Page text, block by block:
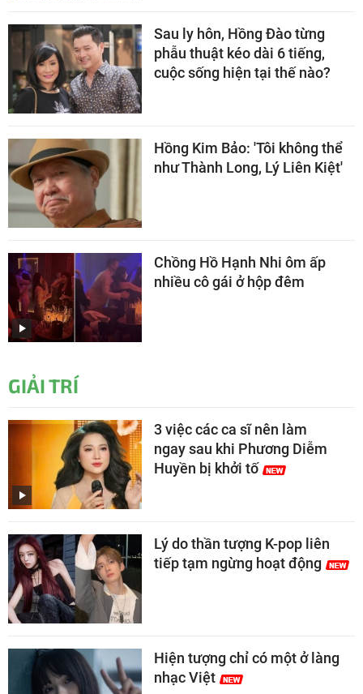
Sau ly hôn, Hồng Đào từng
phẫu thuật kéo dài 6 tiếng,
cuộc sống hiện tại thế nào?
Hồng Kim Bảo: 'Tôi không thể
như Thành Long, Lý Liên Kiệt'
Chồng Hồ Hạnh Nhi ôm ấp
nhiều cô gái ở hộp đêm
GIẢI TRÍ
3 việc các ca sĩ nên làm
ngay sau khi Phương Diễm
Huyền bị khởi tố
Lý do thần tượng K-pop liên
tiếp tạm ngừng hoạt động
Hiện tượng chỉ có một ở làng
nhạc Việt